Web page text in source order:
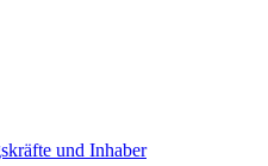
und Inhaber